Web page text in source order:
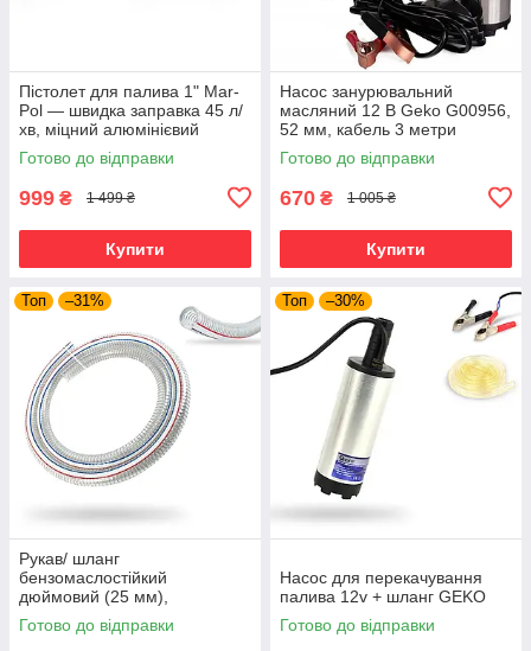
Пістолет для палива 1" Mar-
Pol — швидка заправка 45 л/
хв, міцний алюмінієвий
корпус
Готово до відправки
999 ₴ 1 499 ₴
Купити
Насос занурювальний
масляний 12 В Geko G00956,
52 мм, кабель 3 метри
Готово до відправки
670 ₴ 1 005 ₴
Купити
Топ –31%
Рукав/ шланг
бензомаслостійкий
дюймовий (25 мм),
армований металевим
дротом.
Готово до відправки
Топ –30%
Насос для перекачування
палива 12v + шланг GEKO
Готово до відправки